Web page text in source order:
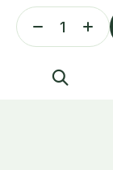
personale